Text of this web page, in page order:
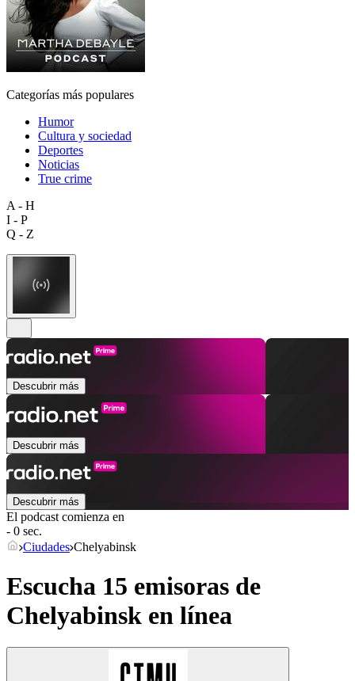
Categorías más populares
Humor
Cultura y sociedad
Deportes
Noticias
True crime
A - H
I - P
Q - Z
Descubrir más
Descubrir más
Descubrir más
El podcast comienza en
- 0 sec.
Ciudades Chelyabinsk
Escucha 15 emisoras de
Chelyabinsk en línea